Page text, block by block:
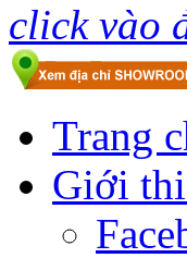
click vào
Trang
Giới